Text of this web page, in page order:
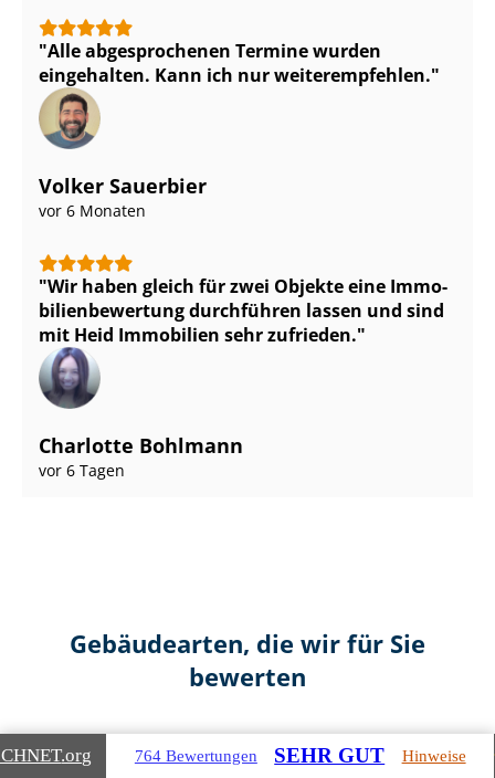
Alle abgesprochenen Termine wurden
eingehalten. Kann ich nur weiterempfehlen.
Volker Sauerbier
vor 6 Monaten
Wir haben gleich für zwei Objekte eine Im­mo­
bi­li­en­be­wer­tung durchführen lassen und sind
mit Heid Immobilien sehr zufrieden.
Charlotte Bohlmann
vor 6 Tagen
Gebäudearten, die wir für Sie
bewerten
.org 764 Bewertungen SEHR GUT Hinweise